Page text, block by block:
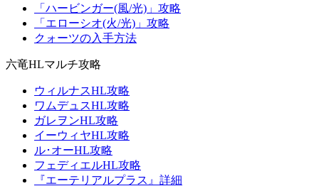
「ハービンガー(風/光)」攻略
「エローシオ(火/光)」攻略
クォーツの入手方法
六竜HLマルチ攻略
ウィルナスHL攻略
ワムデュスHL攻略
ガレヲンHL攻略
イーウィヤHL攻略
ル･オーHL攻略
フェディエルHL攻略
『エーテリアルプラス』詳細